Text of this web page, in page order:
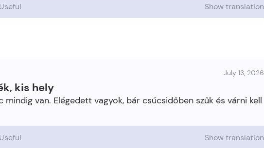
Useful Show translation
July 13, 2026
kis hely
van. Elégedett vagyok, bár csúcsidőben szűk és várni kell
Useful Show translation